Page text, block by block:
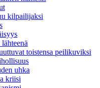
kilpailijaksi
toistensa peilikuviksi
uhka
kriisi